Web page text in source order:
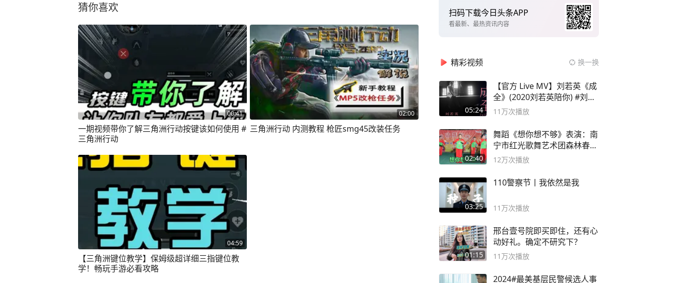
猜你喜欢
00:41
一期视频带你了解三角洲行动按键该如何使用 #
三角洲行动
02:00
三角洲行动 内测教程 枪匠smg45改装任务
04:59
【三角洲键位教学】保姆级超详细三指键位教
学！畅玩手游必看攻略
扫码下载今日头条APP
看最新、最热资讯内容
精彩视频 换一换
05:24
【官方 Live MV】刘若英《成
全》(2020刘若英陪你) #刘若
英 #成全
11万次播放
02:40
舞蹈《想你想不够》表演：南
宁市红光歌舞艺术团森林春红
舞蹈队。
12万次播放
03:25
110警察节丨我依然是我
11万次播放
01:15
邢台壹号院即买即住，还有心
动好礼。确定不研究下？
11万次播放
2024#最美基层民警候选人事